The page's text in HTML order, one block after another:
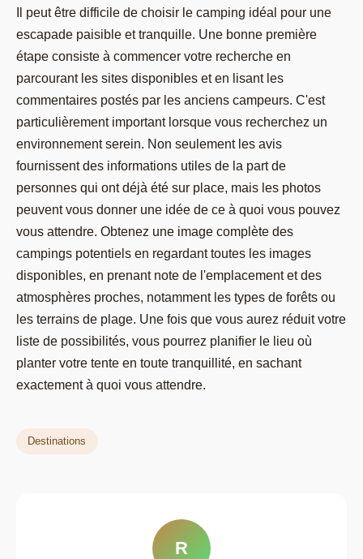
Il peut être difficile de choisir le camping idéal pour une
escapade paisible et tranquille. Une bonne première
étape consiste à commencer votre recherche en
parcourant les sites disponibles et en lisant les
commentaires postés par les anciens campeurs. C'est
particulièrement important lorsque vous recherchez un
environnement serein. Non seulement les avis
fournissent des informations utiles de la part de
personnes qui ont déjà été sur place, mais les photos
peuvent vous donner une idée de ce à quoi vous pouvez
vous attendre. Obtenez une image complète des
campings potentiels en regardant toutes les images
disponibles, en prenant note de l'emplacement et des
atmosphères proches, notamment les types de forêts ou
les terrains de plage. Une fois que vous aurez réduit votre
liste de possibilités, vous pourrez planifier le lieu où
planter votre tente en toute tranquillité, en sachant
exactement à quoi vous attendre.
Destinations
R